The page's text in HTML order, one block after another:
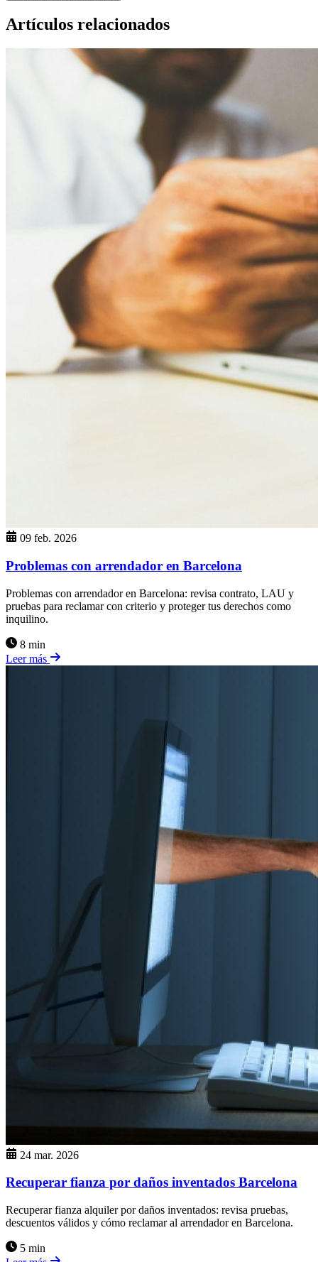
Artículos relacionados
09 feb. 2026
Problemas con arrendador en Barcelona
Problemas con arrendador en Barcelona: revisa contrato, LAU y
pruebas para reclamar con criterio y proteger tus derechos como
inquilino.
8 min
Leer más
24 mar. 2026
Recuperar fianza por daños inventados Barcelona
Recuperar fianza alquiler por daños inventados: revisa pruebas,
descuentos válidos y cómo reclamar al arrendador en Barcelona.
5 min